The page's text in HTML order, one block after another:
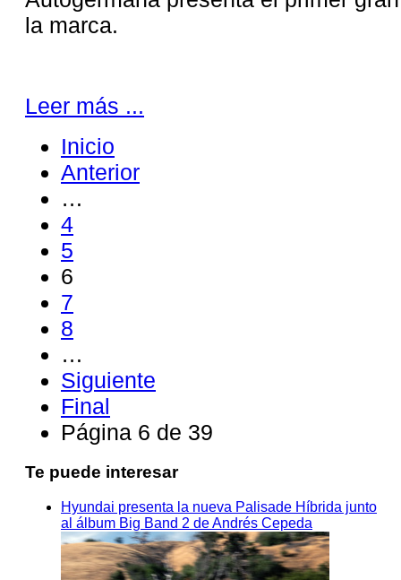
la marca.
Leer más ...
Inicio
Anterior
…
4
5
6
7
8
…
Siguiente
Final
Página 6 de 39
Te puede interesar
Hyundai presenta la nueva Palisade Híbrida junto
al álbum Big Band 2 de Andrés Cepeda